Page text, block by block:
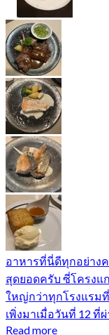
อาหารที่นี่ดีทุกอย่าง
สุดยอดครับ ซี่โครง
ใหญ่กว่าทุกโรงแรม
เพิ่งมาเมื่อวันที่ 12 ที่
Read more